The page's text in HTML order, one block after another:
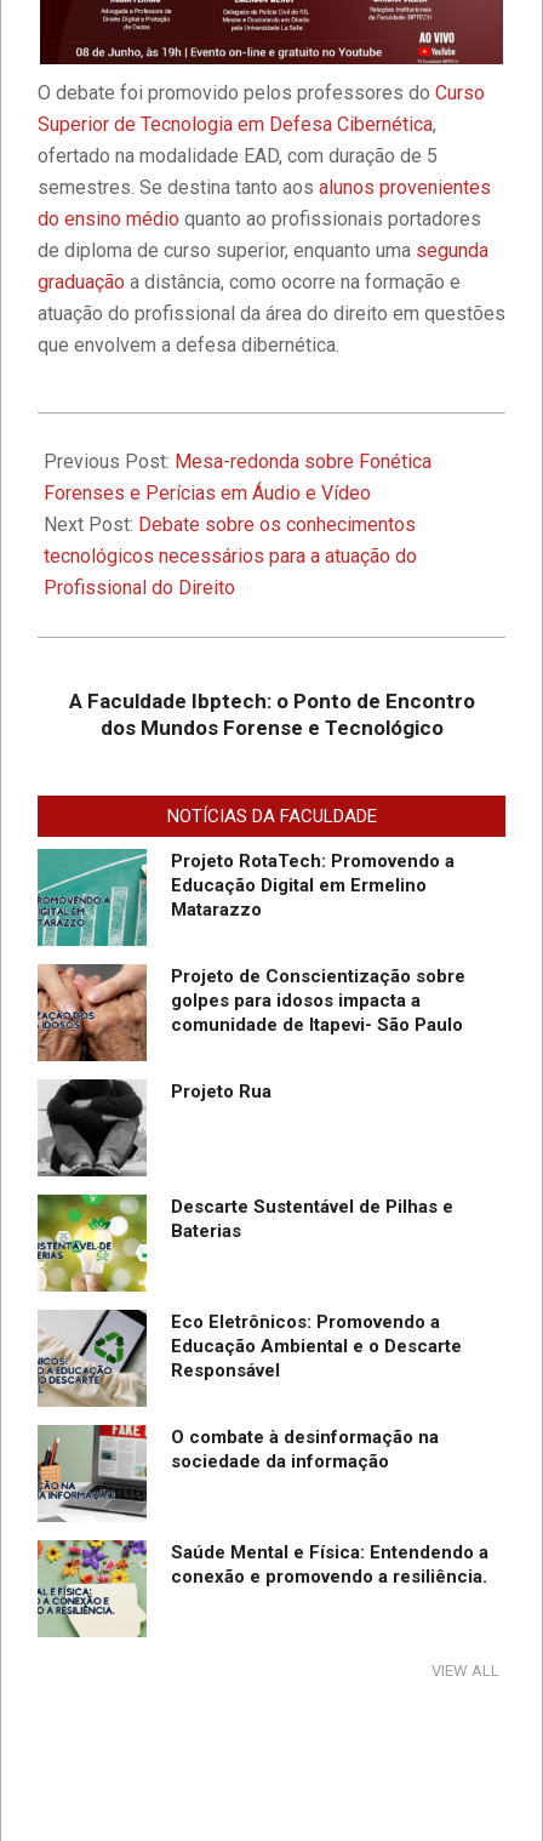
O debate foi promovido pelos professores do Curso
Superior de Tecnologia em Defesa Cibernética,
ofertado na modalidade EAD, com duração de 5
semestres. Se destina tanto aos alunos provenientes
do ensino médio quanto ao profissionais portadores
de diploma de curso superior, enquanto uma segunda
graduação a distância, como ocorre na formação e
atuação do profissional da área do direito em questões
que envolvem a defesa dibernética.
06-
08
Previous Post: Mesa-redonda sobre Fonética
Forenses e Perícias em Áudio e Vídeo
Next Post: Debate sobre os conhecimentos
tecnológicos necessários para a atuação do
Profissional do Direito
A Faculdade Ibptech: o Ponto de Encontro
dos Mundos Forense e Tecnológico
NOTÍCIAS DA FACULDADE
Diversidade e Inclusão na Faculdade
Faculdade IBPTECH: Transformando
Futuros através da Educação de
Excelência
Faculdade IBPTECH e SBSeg 2023
Ibptech
A Faculdade Ibptech: o Ponto de
Tecnológico
Cibernética para ingresso com
vestibular, Enem ou 2a. graduação na
Faculdade IBPTECH Lança Projeto
Promover Segurança na Internet
Projeto RotaTech: Promovendo a
Educação Digital em Ermelino
Matarazzo
Projeto de Conscientização sobre
golpes para idosos impacta a
comunidade de Itapevi- São Paulo
Projeto Rua
Descarte Sustentável de Pilhas e
Baterias
Eco Eletrônicos: Promovendo a
Educação Ambiental e o Descarte
Responsável
O combate à desinformação na
sociedade da informação
Saúde Mental e Física: Entendendo a
conexão e promovendo a resiliência.
Tecnologia e Direito na Sociedade da
VIEW ALL